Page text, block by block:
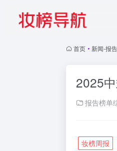
首页 • 新闻-报
2025
报告榜单
妆榜周报